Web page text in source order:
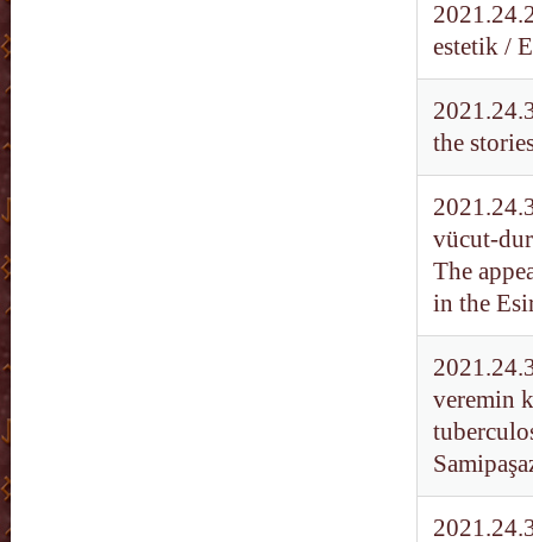
estetik /
the
vücut-
The
in the
veremin